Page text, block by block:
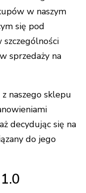
w naszym
się pod
sprzedaży na
naszego sklepu
decydując się na
do jego